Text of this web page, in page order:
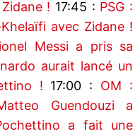
! 17:45 : PSG :
avec Zidane !
Messi a pris sa
aurait lancé un
! 17:00 : OM :
Guendouzi a
a fait une